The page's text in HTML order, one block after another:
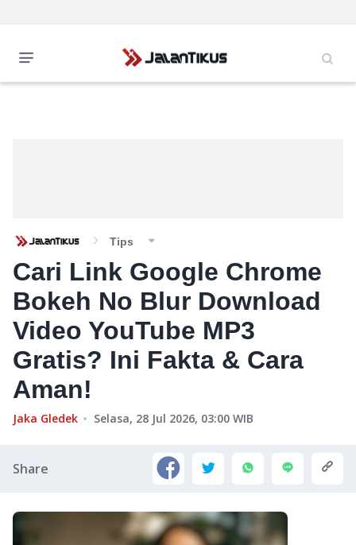
Tips
Cari Link Google Chrome
Bokeh No Blur Download
Video YouTube MP3
Gratis? Ini Fakta & Cara
Aman!
Jaka Gledek Selasa, 28 Jul 2026, 03:00 WIB
Share